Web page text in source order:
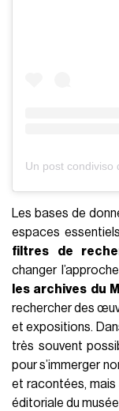
Les bases de
espaces
filtres de
changer
les archives du
rechercher des
et expositions.
très souvent
pour s’immerger
et racontées, mais
éditoriale du musée